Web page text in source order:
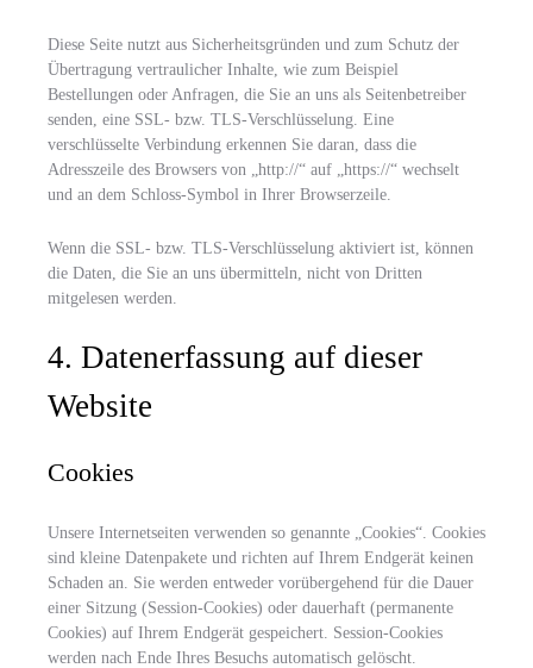
Diese Seite nutzt aus Sicherheitsgründen und zum Schutz der
Übertragung vertraulicher Inhalte, wie zum Beispiel
Bestellungen oder Anfragen, die Sie an uns als Seitenbetreiber
senden, eine SSL- bzw. TLS-Verschlüsselung. Eine
verschlüsselte Verbindung erkennen Sie daran, dass die
Adresszeile des Browsers von „http://“ auf „https://“ wechselt
und an dem Schloss-Symbol in Ihrer Browserzeile.
Wenn die SSL- bzw. TLS-Verschlüsselung aktiviert ist, können
die Daten, die Sie an uns übermitteln, nicht von Dritten
mitgelesen werden.
4. Datenerfassung auf dieser
Website
Cookies
Unsere Internetseiten verwenden so genannte „Cookies“. Cookies
sind kleine Datenpakete und richten auf Ihrem Endgerät keinen
Schaden an. Sie werden entweder vorübergehend für die Dauer
einer Sitzung (Session-Cookies) oder dauerhaft (permanente
Cookies) auf Ihrem Endgerät gespeichert. Session-Cookies
werden nach Ende Ihres Besuchs automatisch gelöscht.